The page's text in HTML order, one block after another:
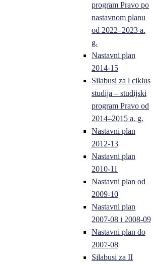
program Pravo po
nastavnom planu
od 2022–2023 a.
g.
Nastavni plan
2014-15
Silabusi za l ciklus
studija – studijski
program Pravo od
2014–2015 a. g.
Nastavni plan
2012-13
Nastavni plan
2010-11
Nastavni plan od
2009-10
Nastavni plan
2007-08 i 2008-09
Nastavni plan do
2007-08
Silabusi za II